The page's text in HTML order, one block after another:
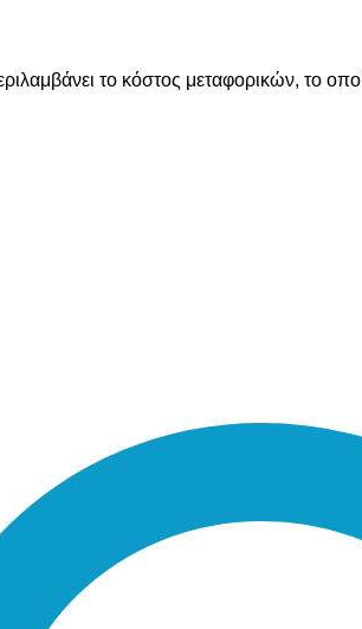
το κόστος μεταφορικών, το